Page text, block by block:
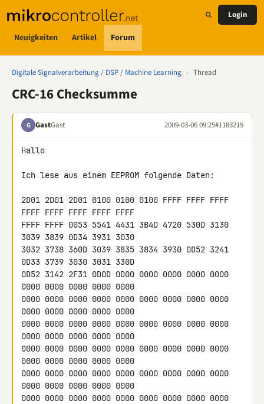
Neuigkeiten Artikel Forum
Login
Digitale Signalverarbeitung / DSP / Machine Learning › Thread
CRC-16 Checksumme
G GastGast 2009-03-06 09:25#1183219
Hallo
Ich lese aus einem EEPROM folgende Daten:
2D01 2D01 2D01 0100 0100 0100 FFFF FFFF FFFF
FFFF FFFF FFFF FFFF FFFF
FFFF FFFF 0053 5541 4431 3B4D 4720 530D 3130
3039 3839 0D34 3931 3030
3032 3738 360D 3039 3835 3834 3930 0D52 3241
0D33 3739 3030 3031 330D
0D52 3142 2F31 0D0D 0D00 0000 0000 0000 0000
0000 0000 0000 0000 0000
0000 0000 0000 0000 0000 0000 0000 0000 0000
0000 0000 0000 0000 0000
0000 0000 0000 0000 0000 0000 0000 0000 0000
0000 0000 0000 0000 0000
0000 0000 0000 0000 0000 0000 0000 0000 0000
0000 0000 0000 0000 0000
0000 0000 0000 0000 0000 0000 0000 0000 0000
0000 0000 0000 0000 0000
0000 0000 0000 0000 0000 0000 0000 0000 0000